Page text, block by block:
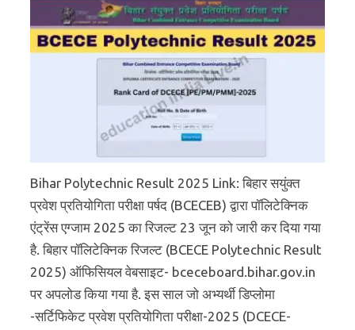
Bihar Polytechnic Result 2025 Link: बिहार सयुंक्त
प्रवेश प्रतियोगिता परीक्षा पर्षद (BCECEB) द्वारा पॉलिटेक्निक
एंट्रेंस एग्जाम 2025 का रिजल्ट 23 जून को जारी कर दिया गया
है. बिहार पॉलिटेक्निक रिजल्ट (BCECE Polytechnic Result
2025) ऑफिसियल वेबसाइट- bceceboard.bihar.gov.in
पर अपलोड किया गया है. इस साल जो अभ्यर्थी डिप्लोमा
-सर्टिफिकेट प्रवेश प्रतियोगिता परीक्षा-2025 (DCECE-